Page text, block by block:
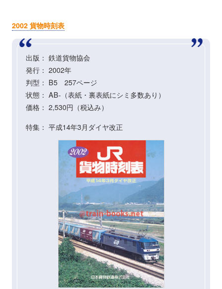
2002 貨物時刻表
出版： 鉄道貨物協会
発行： 2002年
判型： B5 257ページ
状態： AB-（表紙・裏表紙にシミ多数あり）
価格： 2,530円（税込み）
特集： 平成14年3月ダイヤ改正